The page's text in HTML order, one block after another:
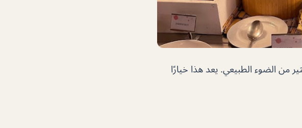
من الضوء الطبيعي. يعد هذا خيارًا